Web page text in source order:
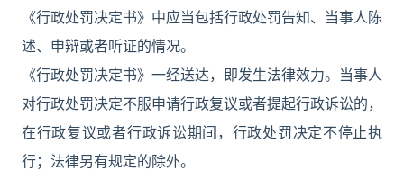
《行政处罚决定书》中应当包括行政处罚告知、当事人陈
述、申辩或者听证的情况。
《行政处罚决定书》一经送达，即发生法律效力。当事人
对行政处罚决定不服申请行政复议或者提起行政诉讼的，
在行政复议或者行政诉讼期间，行政处罚决定不停止执
行；法律另有规定的除外。